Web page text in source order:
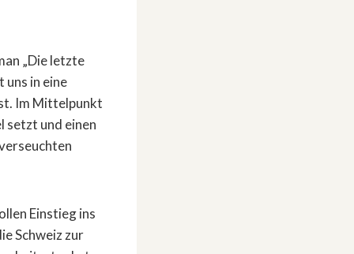
Einstieg ins
Schweiz zur